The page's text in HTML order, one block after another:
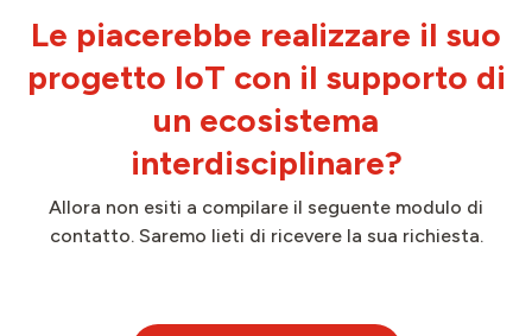
Le piacerebbe realizzare il suo
progetto IoT con il supporto di
un ecosistema
interdisciplinare?
Allora non esiti a compilare il seguente modulo di
contatto. Saremo lieti di ricevere la sua richiesta.